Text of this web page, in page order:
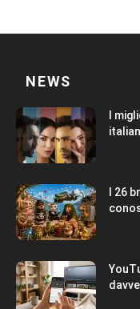
NEWS
I
I 26